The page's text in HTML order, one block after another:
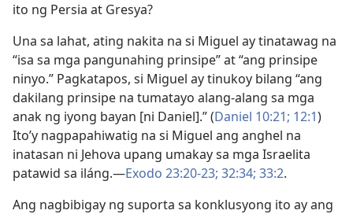
ito ng Persia at Gresya?
Una sa lahat, ating nakita na si Miguel ay tinatawag na
“isa sa mga pangunahing prinsipe” at “ang prinsipe
ninyo.” Pagkatapos, si Miguel ay tinukoy bilang “ang
dakilang prinsipe na tumatayo alang-alang sa mga
anak ng iyong bayan [ni Daniel].” (Daniel 10:21; 12:1)
Ito’y nagpapahiwatig na si Miguel ang anghel na
inatasan ni Jehova upang umakay sa mga Israelita
patawid sa iláng.​—Exodo 23:20-23; 32:34; 33:2.
Ang nagbibigay ng suporta sa konklusyong ito ay ang